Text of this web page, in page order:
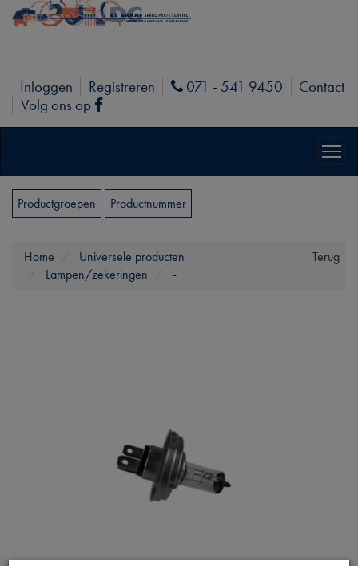
Inloggen Registreren Phone
071 - 541 9450
Contact
Volg ons op
Facebook
Productgroepen Productnummer
Terug
Home
Universele producten
Lampen/zekeringen
-